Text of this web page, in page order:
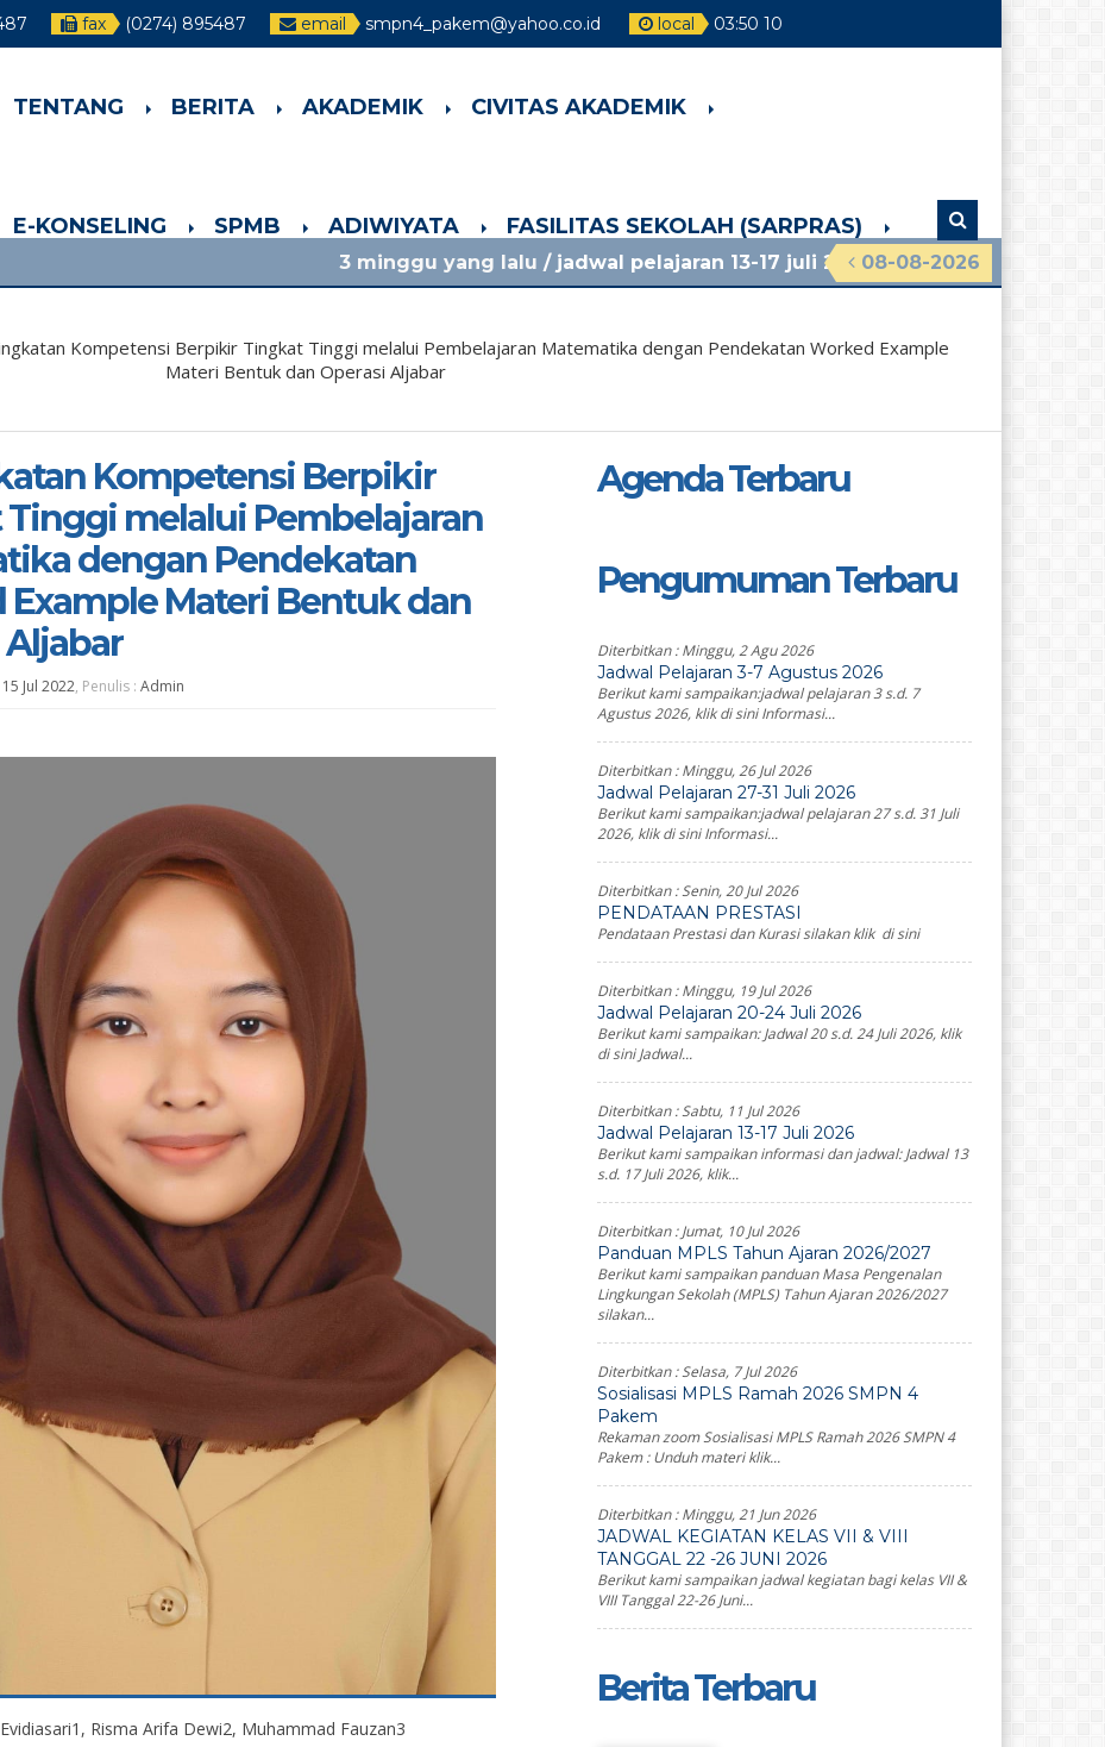
fax (0274) 895487 email smpn4_pakem@yahoo.co.id local 03:50 11
TENTANG BERITA AKADEMIK CIVITAS AKADEMIK
E-KONSELING SPMB ADIWIYATA FASILITAS SEKOLAH (SARPRAS)
08-08-2026
3 minggu yang lalu/ jadwal pelajaran 13-17 juli 2026 dan info lainnya, lihat
Kompetensi Berpikir Tingkat Tinggi melalui Pembelajaran Matematika dengan Pendekatan Worked Example
Materi Bentuk dan Operasi Aljabar
Kompetensi Berpikir
melalui Pembelajaran
dengan Pendekatan
Materi Bentuk dan
Jul 2022, Penulis : Admin
1 , Risma Arifa Dewi2, Muhammad Fauzan3
Agenda Terbaru
Pengumuman Terbaru
Diterbitkan :Minggu, 2 Agu 2026
Jadwal Pelajaran 3-7 Agustus 2026
Berikut kami sampaikan:jadwal pelajaran 3 s.d. 7
Agustus 2026, klik di sini Informasi...
Diterbitkan :Minggu, 26 Jul 2026
Jadwal Pelajaran 27-31 Juli 2026
Berikut kami sampaikan:jadwal pelajaran 27 s.d. 31 Juli
2026, klik di sini Informasi...
Diterbitkan :Senin, 20 Jul 2026
PENDATAAN PRESTASI
Pendataan Prestasi dan Kurasi silakan klik di sini
Diterbitkan :Minggu, 19 Jul 2026
Jadwal Pelajaran 20-24 Juli 2026
Berikut kami sampaikan: Jadwal 20 s.d. 24 Juli 2026, klik
di sini Jadwal...
Diterbitkan :Sabtu, 11 Jul 2026
Jadwal Pelajaran 13-17 Juli 2026
Berikut kami sampaikan informasi dan jadwal: Jadwal 13
s.d. 17 Juli 2026, klik...
Diterbitkan :Jumat, 10 Jul 2026
Panduan MPLS Tahun Ajaran 2026/2027
Berikut kami sampaikan panduan Masa Pengenalan
Lingkungan Sekolah (MPLS) Tahun Ajaran 2026/2027
silakan...
Diterbitkan :Selasa, 7 Jul 2026
Sosialisasi MPLS Ramah 2026 SMPN 4
Pakem
Rekaman zoom Sosialisasi MPLS Ramah 2026 SMPN 4
Pakem : Unduh materi klik...
Diterbitkan :Minggu, 21 Jun 2026
JADWAL KEGIATAN KELAS VII & VIII
TANGGAL 22 -26 JUNI 2026
Berikut kami sampaikan jadwal kegiatan bagi kelas VII &
VIII Tanggal 22-26 Juni...
Berita Terbaru